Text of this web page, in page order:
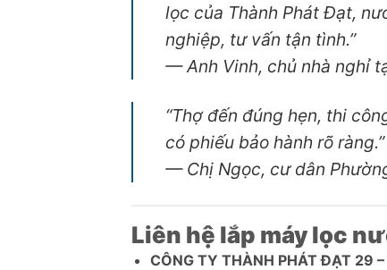
lọc của Thành Phát Đạt,
nghiệp, tư vấn tận tình.”
—Anh Vinh, chủ nhà nghỉ
“Thợ đến đúng hẹn, thi
có phiếu bảo hành rõ ràng.”
— Chị Ngọc, cư dân
Liên hệ lắp máy lọc
CÔNG TY THÀNH PHÁT ĐẠT 29